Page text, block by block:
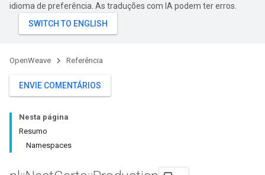
idioma de preferência. As traduções com IA podem ter erros.
OpenWeave Referência
ENVIE COMENTÁRIOS
Nesta página
Resumo
Namespaces